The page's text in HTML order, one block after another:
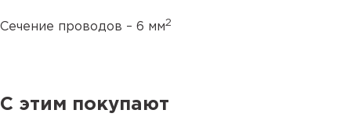
Сечение проводов – 6 мм2
С этим покупают